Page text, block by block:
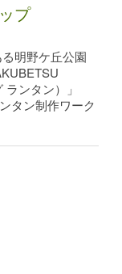
プ
明野ケ丘公園
ンタン）」
タン制作ワーク